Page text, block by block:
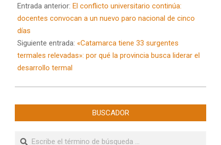
06-
08
Entrada anterior: El conflicto universitario continúa:
docentes convocan a un nuevo paro nacional de cinco
días
Siguiente entrada: «Catamarca tiene 33 surgentes
termales relevadas»: por qué la provincia busca liderar el
desarrollo termal
BUSCADOR
Buscar